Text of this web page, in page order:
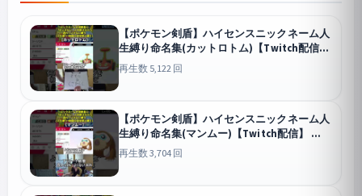
【ポケモン剣盾】ハイセンスニックネーム人
生縛り命名集(カットロトム)【Twitch配信】
剣盾
再生数 5,122 回
【ポケモン剣盾】ハイセンスニックネーム人
生縛り命名集(マンムー)【Twitch配信】
剣盾
再生数 3,704 回